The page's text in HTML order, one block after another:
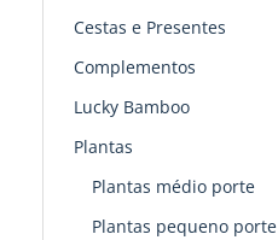
Cestas e Presentes
Complementos
Lucky Bamboo
Plantas
Plantas médio porte
Plantas pequeno porte